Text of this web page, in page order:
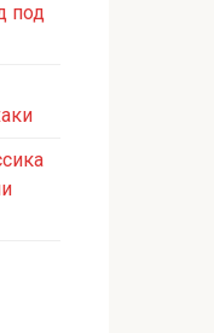
под